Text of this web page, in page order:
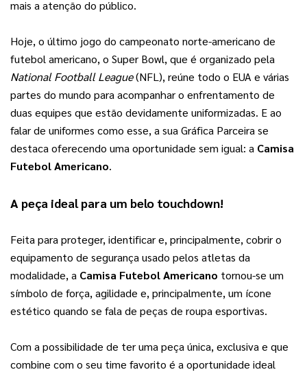
mais a atenção do público.
Hoje, o último jogo do campeonato norte-americano de
National Football League (NFL), reúne todo o EUA e várias
partes do mundo para acompanhar o enfrentamento de
duas equipes que estão devidamente uniformizadas. E ao
falar de uniformes como esse, a sua Gráfica Parceira se
destaca oferecendo uma oportunidade sem igual: a Camisa
Futebol Americano.
A peça ideal para um belo touchdown!
Feita para proteger, identificar e, principalmente, cobrir o
equipamento de segurança usado pelos atletas da
modalidade, a Camisa Futebol Americano tornou-se um
símbolo de força, agilidade e, principalmente, um ícone
estético quando se fala de peças de roupa esportivas.
Com a possibilidade de ter uma peça única, exclusiva e que
combine com o seu time favorito é a oportunidade ideal